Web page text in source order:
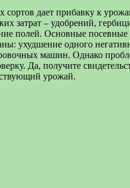
дает прибавку к
затрат – удобрений,
полей. Основные
ухудшение одного
машин. Однако
Да, получите
урожай.